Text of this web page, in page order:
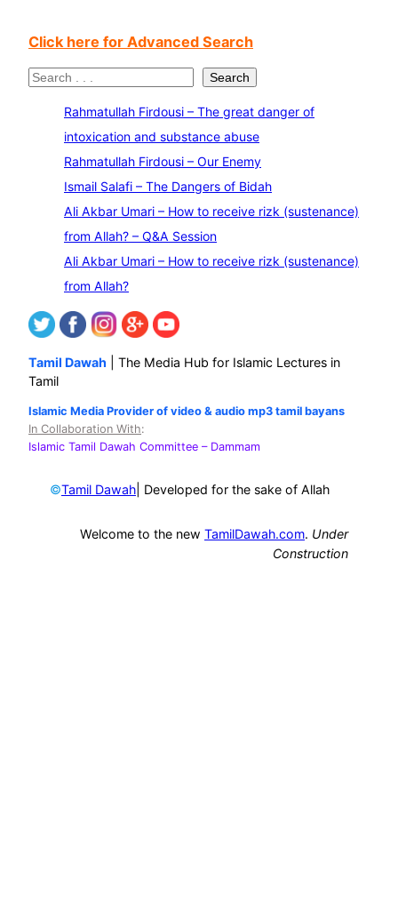
Click here for Advanced Search
S
Search
Rahmatullah Firdousi – The great danger of
intoxication and substance abuse
Rahmatullah Firdousi – Our Enemy
Ismail Salafi – The Dangers of Bidah
Ali Akbar Umari – How to receive rizk (sustenance)
from Allah? – Q&A Session
Ali Akbar Umari – How to receive rizk (sustenance)
from Allah?
Tamil Dawah | The Media Hub for Islamic Lectures in
Tamil
Islamic Media Provider of video & audio mp3 tamil bayans
In Collaboration With:
Islamic Tamil Dawah Committee – Dammam
©Tamil Dawah | Developed for the sake of Allah
Welcome to the new TamilDawah.com. Under
Construction